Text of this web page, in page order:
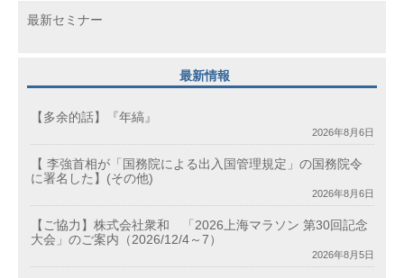
最新セミナー
最新情報
【多余的話】『年縞』
2026年8月6日
【 李強首相が「国務院による出入国管理規定」の国務院令
に署名した】(その他)
2026年8月6日
【ご協力】株式会社衆和 「2026上海マラソン 第30回記念
大会」のご案内（2026/12/4～7）
2026年8月5日